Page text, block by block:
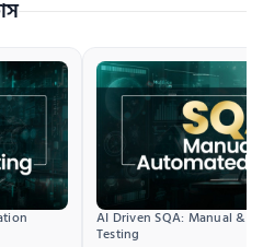
AI Driven SQA: Manual &
Testing